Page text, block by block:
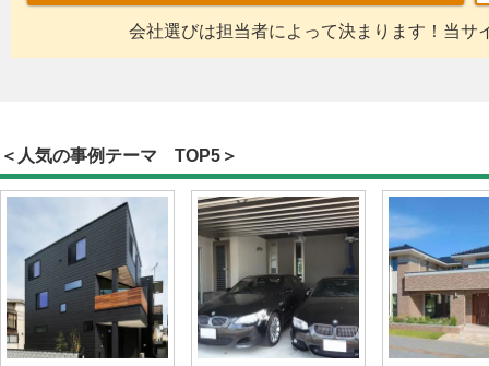
会社選びは担当者によって決まります！当サ
＜人気の事例テーマ TOP5＞